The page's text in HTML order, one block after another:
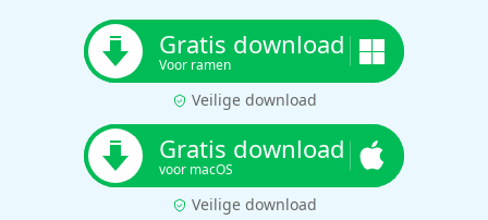
Gratis download
Voor ramen
Veilige download
Gratis download
voor macOS
Veilige download